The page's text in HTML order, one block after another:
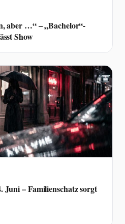
aber …“ – „Bachelor“-
Show
Juni – Familienschatz sorgt